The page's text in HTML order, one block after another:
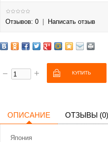
Отзывов: 0 Написать отзыв
ОПИСАНИЕ ОТЗЫВЫ (0)
Япония